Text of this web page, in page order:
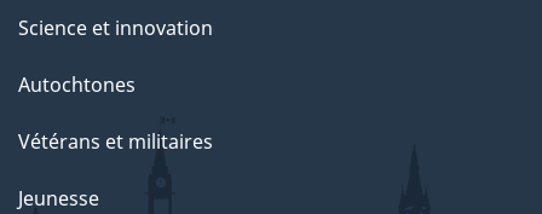
Science et innovation
Autochtones
Vétérans et militaires
Jeunesse